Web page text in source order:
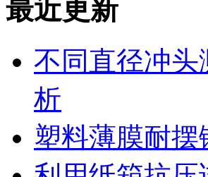
最近更新
不同直径冲
析
塑料薄膜耐